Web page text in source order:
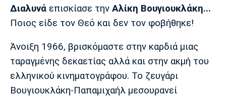
Μάντσεστερ
Τσέλσι Άρσεναλ
Λίβερπουλ
Μάντσεστερ
Σίτι
Γιουβέντους
Διαλυνά επισκίασε την Αλίκη Βουγιουκλάκη...
Ποιος είδε τον Θεό και δεν τον φοβήθηκε!
Άνοιξη 1966, βρισκόμαστε στην καρδιά μιας
ταραγμένης δεκαετίας αλλά και στην ακμή του
ελληνικού κινηματογράφου. Το ζευγάρι
Βουγιουκλάκη-Παπαμιχαήλ μεσουρανεί